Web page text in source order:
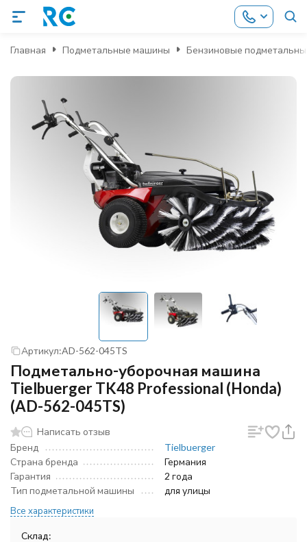
Главная Подметальные машины Бензиновые
Артикул:AD-562-045TS
Подметально-уборочная машина
Tielbuerger TK48 Professional (Honda)
(AD-562-045TS)
Написать отзыв
Бренд
Tielbuerger
Страна бренда
Германия
Гарантия
2 года
Тип подметальной машины
для улицы
Все характеристики
Склад: